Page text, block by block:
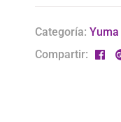
Categoría:
Compartir: